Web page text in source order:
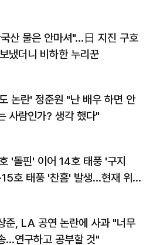
산 물은 안마셔"…日 지진 구호
냈더니 비하한 누리꾼
논란' 정준원 "난 배우 하면 안
사람인가? 생각 했다"
'돌핀' 이어 14호 태풍 '구지
호 태풍 '찬홈' 발생…현재 위
준, LA 공연 논란에 사과 "너무
…연구하고 공부할 것"